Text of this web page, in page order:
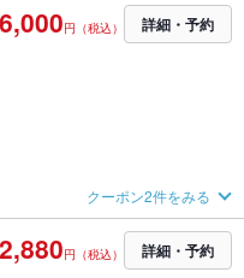
6,000円（税込） 詳細・予約
クーポン2件をみる
2,880円（税込） 詳細・予約